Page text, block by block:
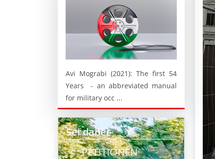
Avi Mograbi (2021): The first 54
Years - an abbreviated manual
for military occ ...
Sei dabei
PETITIONEN